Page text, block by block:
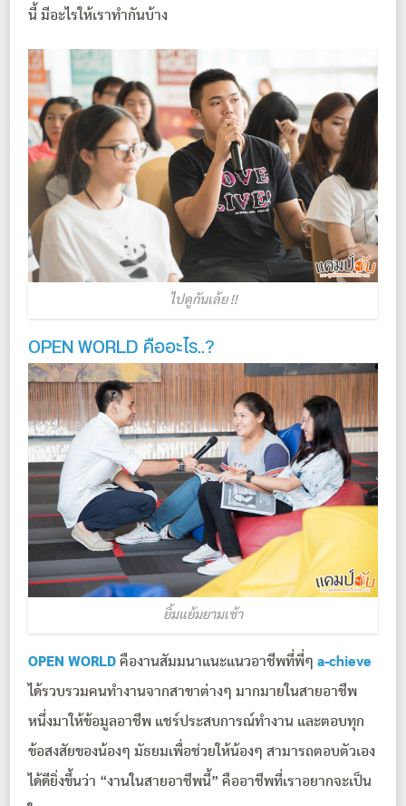
นี้ มีอะไรให้เราทำกันบ้าง
ไปดูกันเล้ย !!
OPEN WORLD คืออะไร..?
ยิ้มแย้มยามเช้า
OPEN WORLD คืองานสัมมนาแนะแนวอาชีพที่พี่ๆa-chieve
ได้รวบรวมคนทำงานจากสาขาต่างๆ มากมายในสายอาชีพ
หนึ่งมาให้ข้อมูลอาชีพ แชร์ประสบการณ์ทำงาน และตอบทุก
ข้อสงสัยของน้องๆ มัธยมเพื่อช่วยให้น้องๆ สามารถตอบตัวเอง
ได้ดียิ่งขึ้นว่า “งานในสายอาชีพนี้” คืออาชีพที่เราอยากจะเป็น